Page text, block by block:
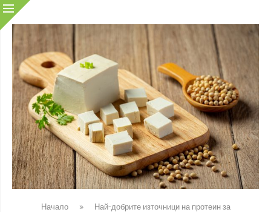
Начало »
Най-добрите източници на протеин за